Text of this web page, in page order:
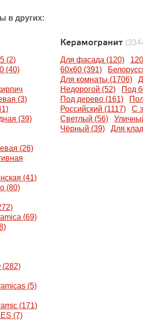
в других:
(2)
(40)
(3)
(39)
(26)
(41)
(80)
(69)
(282)
(5)
(171)
(7)
Керамогранит
Для фасада (120)
60x60 (391)
Для комнаты (1706)
Недорогой (52)
Под
Под дерево (161)
Российский (1117)
С
Светлый (56)
Чёрный (39)
Для